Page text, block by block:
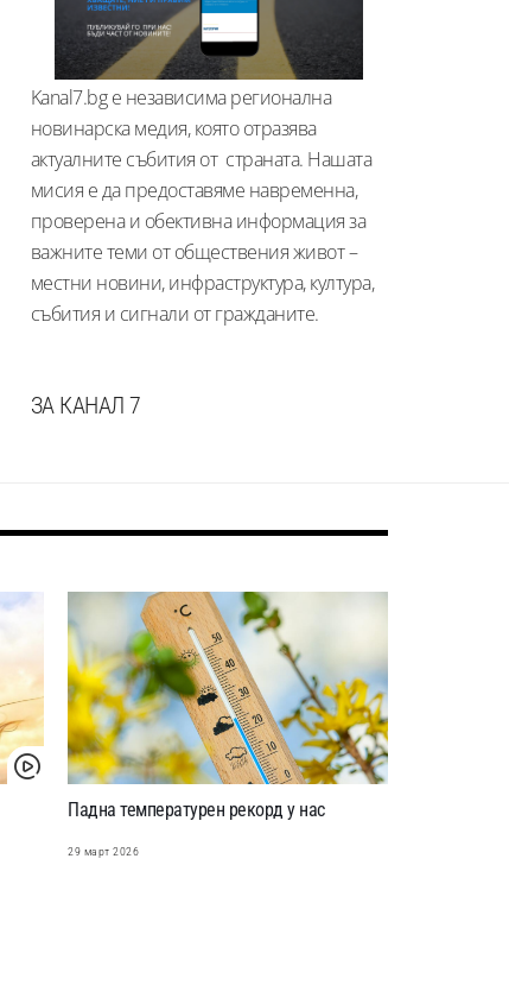
Kanal7.bg е независима регионална
новинарска медия, която отразява
актуалните събития от страната. Нашата
мисия е да предоставяме навременна,
проверена и обективна информация за
важните теми от обществения живот –
местни новини, инфраструктура, култура,
събития и сигнали от гражданите.
ЗА КАНАЛ 7
Падна температурен рекорд у нас
29 март 2026